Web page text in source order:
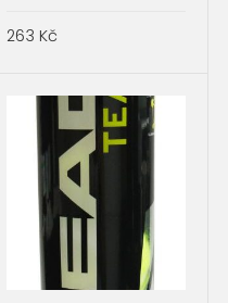
263 Kč